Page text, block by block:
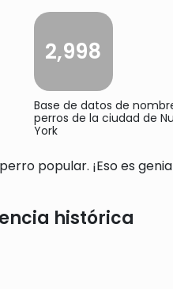
2,998
Base de datos de
perros de la ciudad de
York
popular. ¡Eso es
histórica